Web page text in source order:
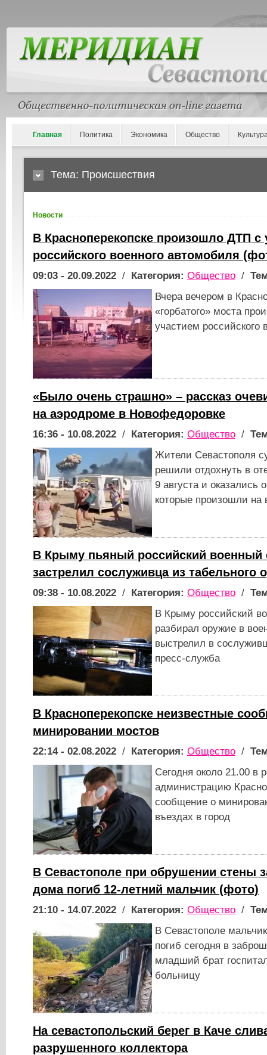
Главная Политика Экономика Общество
Тема: Происшествия
Новости
В Красноперекопске произошло ДТП с
российского военного автомобиля
09:03 - 20.09.2022 / Категория: Общество /
Вчера вечером в
«горбатого» моста
участием российского
«Было очень страшно» – рассказ
на аэродроме в Новофедоровке
16:36 - 10.08.2022 / Категория: Общество /
Жители Севастополя
решили отдохнуть в
9 августа и оказались
которые произошли на
В Крыму пьяный российский военный
застрелил сослуживца из табельного
09:38 - 10.08.2022 / Категория: Общество /
В Крыму российский
разбирал оружие в
выстрелил в
пресс-служба
В Красноперекопске неизвестные
минировании мостов
22:14 - 02.08.2022 / Категория: Общество /
Сегодня около 21.00 в
администрацию
сообщение о
въездах в город
В Севастополе при обрушении стены
дома погиб 12-летний мальчик (фото)
21:10 - 14.07.2022 / Категория: Общество /
В Севастополе
погиб сегодня в
младший брат
больницу
На севастопольский берег в Каче
разрушенного коллектора